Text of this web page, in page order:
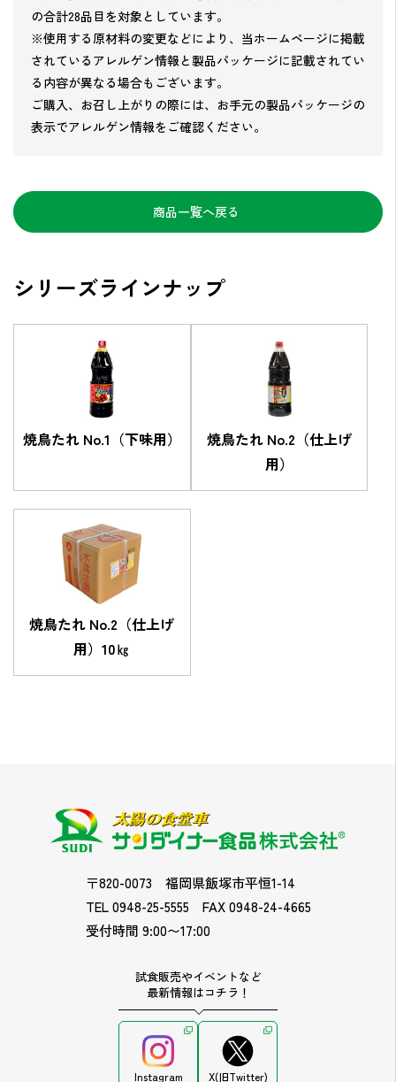
の合計28品目を対象としています。
※使用する原材料の変更などにより、当ホームページに掲載
されているアレルゲン情報と製品パッケージに記載されてい
る内容が異なる場合もございます。
ご購入、お召し上がりの際には、お手元の製品パッケージの
表示でアレルゲン情報をご確認ください。
商品一覧へ戻る
シリーズラインナップ
焼鳥たれ No.1（下味用）
焼鳥たれ No.2（仕上げ
用）
焼鳥たれ No.2（仕上げ
用）10㎏
〒820-0073 福岡県飯塚市平恒1-14
TEL 0948-25-5555 FAX 0948-24-4665
受付時間 9:00〜17:00
試食販売やイベントなど
最新情報はコチラ！
Instagram X(旧Twitter)